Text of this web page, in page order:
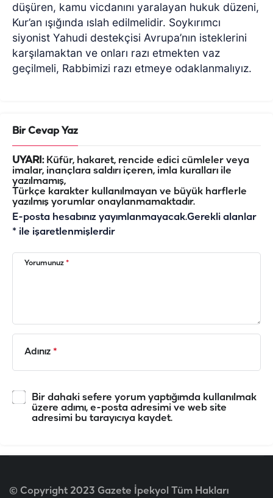
düşüren, kamu vicdanını yaralayan hukuk düzeni,
Kur’an ışığında ıslah edilmelidir. Soykırımcı
siyonist Yahudi destekçisi Avrupa’nın isteklerini
karşılamaktan ve onları razı etmekten vaz
geçilmeli, Rabbimizi razı etmeye odaklanmalıyız.
Bir Cevap Yaz
UYARI:Küfür, hakaret, rencide edici cümleler veya
imalar, inançlara saldırı içeren, imla kuralları ile
yazılmamış,
Türkçe karakter kullanılmayan ve büyük harflerle
yazılmış yorumlar onaylanmamaktadır.
E-posta hesabınız yayımlanmayacak.Gerekli alanlar
* ile işaretlenmişlerdir
Yorumunuz *
Adınız *
Bir dahaki sefere yorum yaptığımda kullanılmak
üzere adımı, e-posta adresimi ve web site
adresimi bu tarayıcıya kaydet.
© Copyright 2023 Gazete İpekyol Tüm Hakları